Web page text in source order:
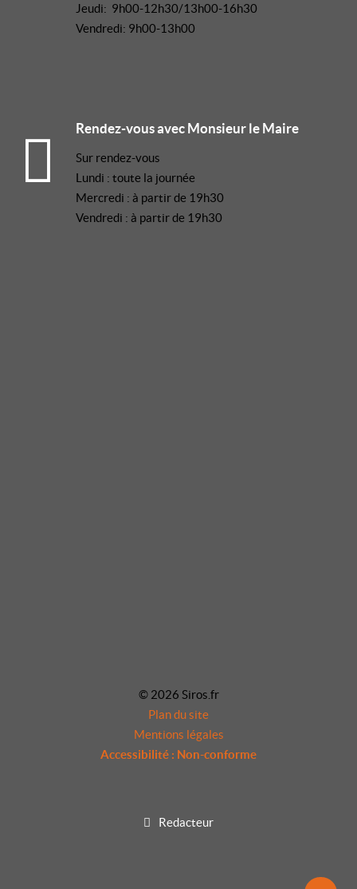
Jeudi: 9h00-12h30/13h00-16h30
Vendredi: 9h00-13h00
Rendez-vous avec Monsieur le Maire
Sur rendez-vous
Lundi : toute la journée
Mercredi : à partir de 19h30
Vendredi : à partir de 19h30
© 2026 Siros.fr
Plan du site
Mentions légales
Accessibilité : Non-conforme
Redacteur